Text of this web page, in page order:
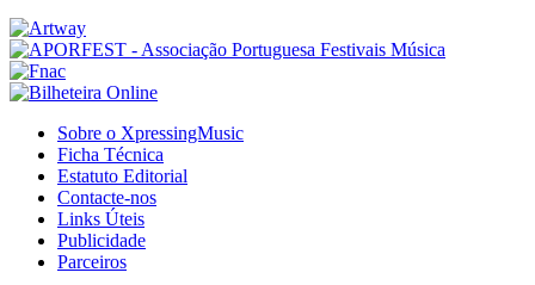
Sobre o XpressingMusic
Ficha Técnica
Estatuto Editorial
Contacte-nos
Links Úteis
Publicidade
Parceiros